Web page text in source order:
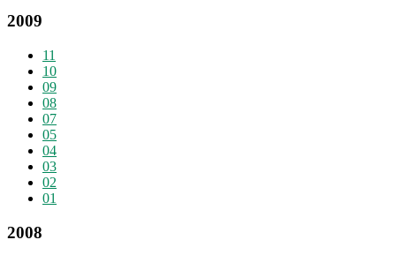
2009
11
10
09
08
07
05
04
03
02
01
2008